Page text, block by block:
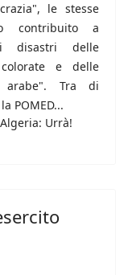
le stesse
contribuito a
disastri delle
e delle
arabe". Tra di
POMED...
Urrà!